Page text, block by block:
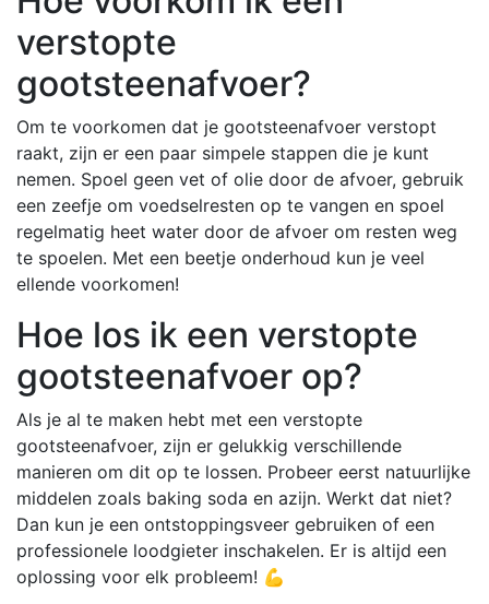
verstopte
gootsteenafvoer?
Om te voorkomen dat je gootsteenafvoer verstopt
raakt, zijn er een paar simpele stappen die je kunt
nemen. Spoel geen vet of olie door de afvoer, gebruik
een zeefje om voedselresten op te vangen en spoel
regelmatig heet water door de afvoer om resten weg
te spoelen. Met een beetje onderhoud kun je veel
ellende voorkomen!
Hoe los ik een verstopte
gootsteenafvoer op?
Als je al te maken hebt met een verstopte
gootsteenafvoer, zijn er gelukkig verschillende
manieren om dit op te lossen. Probeer eerst natuurlijke
middelen zoals baking soda en azijn. Werkt dat niet?
Dan kun je een ontstoppingsveer gebruiken of een
professionele loodgieter inschakelen. Er is altijd een
oplossing voor elk probleem! 💪